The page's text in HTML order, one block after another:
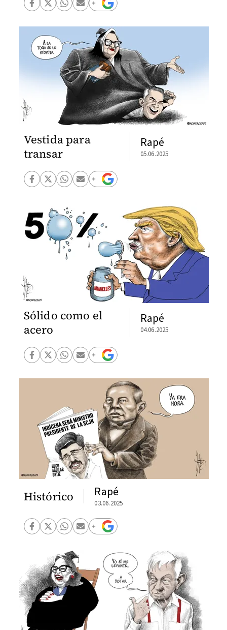
Vestida para
transar
Rapé
05.06.2025
Sólido como el
acero
Rapé
04.06.2025
Histórico Rapé
03.06.2025